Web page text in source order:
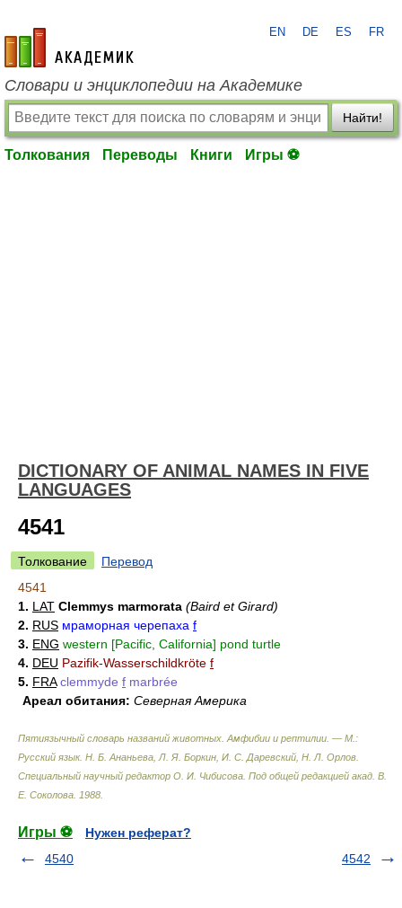
academic.ru
EN DE ES FR
Словари и энциклопедии на Академике
Найти!
Толкования Переводы Книги Игры ⚽
DICTIONARY OF ANIMAL NAMES IN FIVE
LANGUAGES
4541
Толкование
Перевод
4541
1. LAT Clemmys marmorata (Baird et Girard)
2. RUS мраморная черепаха f
3. ENG western [Pacific, California] pond turtle
4. DEU Pazifik-Wasserschildkröte f
5. FRA clemmyde f marbrée
Ареал обитания: Северная Америка
Пятиязычный словарь названий животных. Амфибии и рептилии. — М.:
Русский язык. Н. Б. Ананьева, Л. Я. Боркин, И. С. Даревский, Н. Л. Орлов.
Специальный научный редактор О. И. Чибисова. Под общей редакцией акад. В.
Е. Соколова 1988
Игры ⚽
Нужен реферат?
4540
4542